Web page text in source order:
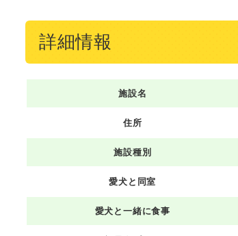
詳細情報
施設名
住所
施設種別
愛犬と同室
愛犬と一緒に食事